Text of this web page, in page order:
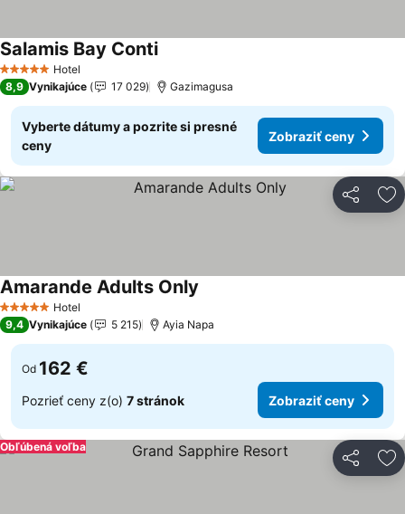
5 Počet hviezdičiek
Hotel
Salamis Bay Conti
8,9 Vynikajúce 17 029 Gazimagusa
Vyberte dátumy a pozrite si presné
ceny
Zobraziť ceny
Zdieľať
5 Počet hviezdičiek
Hotel
Amarande Adults Only
9,4 Vynikajúce 5 215 Ayia Napa
Od 162 €
Pozrieť ceny z(o) 7 stránok Zobraziť ceny
Zdieľať
Obľúbená voľba